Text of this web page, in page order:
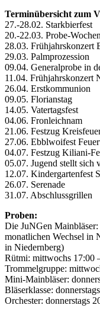
Terminübersicht zum
27.-28.02. Starkbierfest
20.-22.03. Probe-
28.03. Frühjahrskonzert
29.03. Palmprozession
09.04. Generalprobe in
11.04. Frühjahrskonzert
26.04. Erstkommunion
09.05. Florianstag
14.05. Vatertagsfest
04.06. Fronleichnam
21.06. Festzug
27.06. Ebblwoifest
04.07. Festzug Kiliani-
05.07. Jugend stellt sich
12.07. Kindergartenfest
26.07. Serenade
31.07. Abschlussgrillen
Proben:
Die JuNGen
monatlichen Wechsel in
in Niedernberg)
Rütmi: mittwochs 17:00
Trommelgruppe:
Mini-Mainbläser:
Bläserklasse:
Orchester: donnerstags